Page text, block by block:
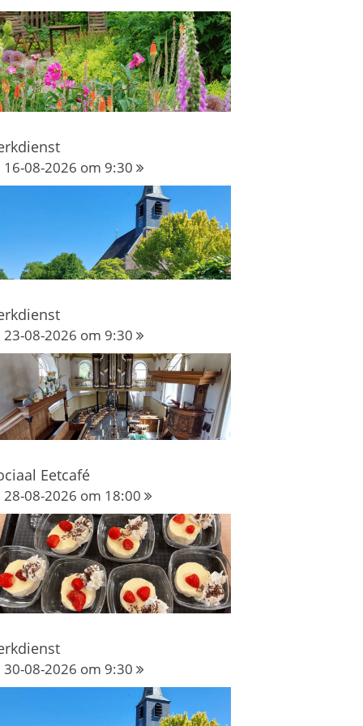
16-08-2026 om 9:30
23-08-2026 om 9:30
Eetcafé
28-08-2026 om 18:00
30-08-2026 om 9:30